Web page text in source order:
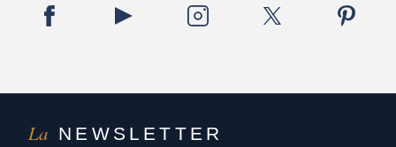
La NEWSLETTER